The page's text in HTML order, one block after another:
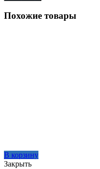
Похожие товары
В корзину
Закрыть